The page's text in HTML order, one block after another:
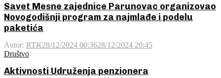
Savet Mesne zajednice Parunovac organizovao
Novogodišnji program za najmlađe i podelu
paketića
Autor: RTK28/12/2024 00:3628/12/2024 20:45
Društvo
Aktivnosti Udruženja penzionera